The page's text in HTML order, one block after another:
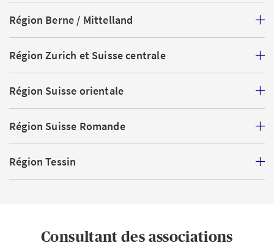
Région Berne / Mittelland
Région Zurich et Suisse centrale
Région Suisse orientale
Région Suisse Romande
Région Tessin
Consultant des associations